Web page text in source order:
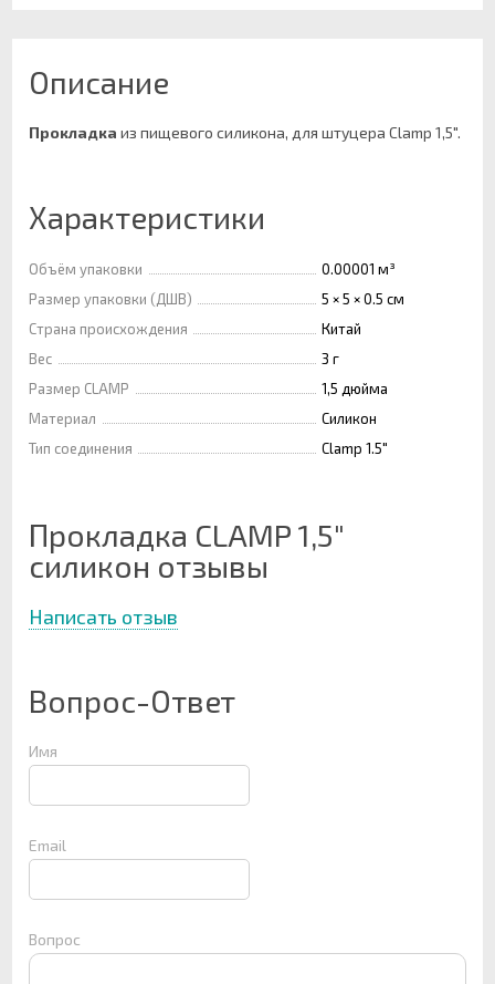
Описание
Прокладка из пищевого силикона, для штуцера Clamp 1,5".
Характеристики
Объём упаковки
0.00001 м³
Размер упаковки (ДШВ)
5 × 5 × 0.5 см
Страна происхождения
Китай
Вес
3 г
Размер CLAMP
1,5 дюйма
Материал
Силикон
Тип соединения
Clamp 1.5"
Прокладка CLAMP 1,5"
силикон отзывы
Написать отзыв
Вопрос-Ответ
Имя
Email
Вопрос